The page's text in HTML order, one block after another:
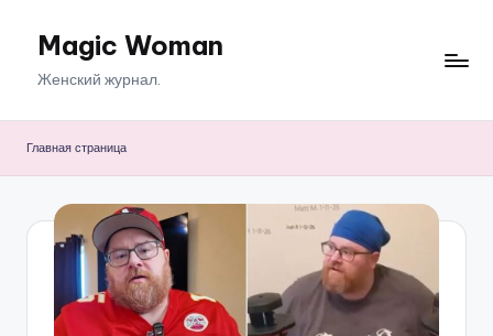
ПерейтиMagic Woman
Женский журнал.
Главная страница